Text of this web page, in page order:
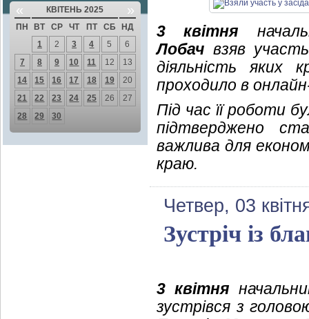
« КВІТЕНЬ 2025 »
ПН ВТ СР ЧТ ПТ СБ
НД
1
2 3 4 5
6
7
8 9 10 11 12
13
14
15 16 17 18 19
20
21
22 23 24 25 26
27
28
29 30
3 квітня
Лобач взяв
діяльність яких
проходило в
Під час її роботи
підтверджено
важлива для
краю.
Четвер, 03
Зустріч із
3 квітня
зустрівся з